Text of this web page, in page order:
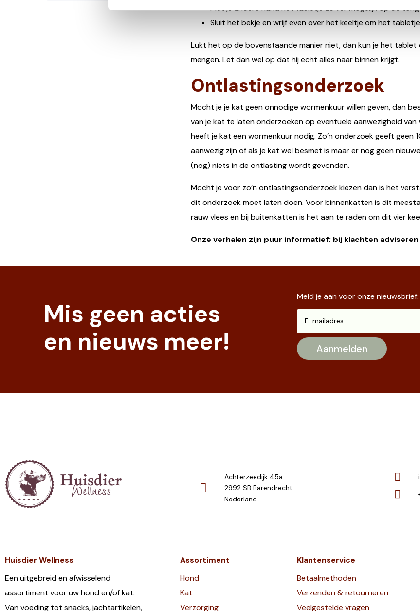
Met je andere hand het tabletje zo ver mogelijk op de
Sluit het bekje en wrijf even over het keeltje om het
Lukt het op de bovenstaande manier niet, dan kun je het
mengen. Let dan wel op dat hij echt alles naar binnen krijgt.
Ontlastingsonderzoek
Mocht je je kat geen onnodige wormenkuur willen geven, dan
van je kat te laten onderzoeken op eventuele aanwezigheid
heeft je kat een wormenkuur nodig. Zo’n onderzoek geeft geen
aanwezig zijn of als je kat wel besmet is maar er nog geen
(nog) niets in de ontlasting wordt gevonden.
Mocht je voor zo’n ontlastingsonderzoek kiezen dan is het
dit onderzoek moet laten doen. Voor binnenkatten is dit
rauw vlees en bij buitenkatten is het aan te raden om dit vier
Onze verhalen zijn puur informatief; bij klachten
Mis geen acties
en nieuws meer!
Meld je aan voor onze nieuwsbrief:
Achterzeedijk 45a
2992 SB Barendrecht
Nederland
Huisdier Wellness
Een uitgebreid en afwisselend
assortiment voor uw hond en/of kat.
Van voeding tot snacks, jachtartikelen,
Assortiment
Hond
Kat
Verzorging
Klantenservice
Betaalmethoden
Verzenden & retourneren
Veelgestelde vragen